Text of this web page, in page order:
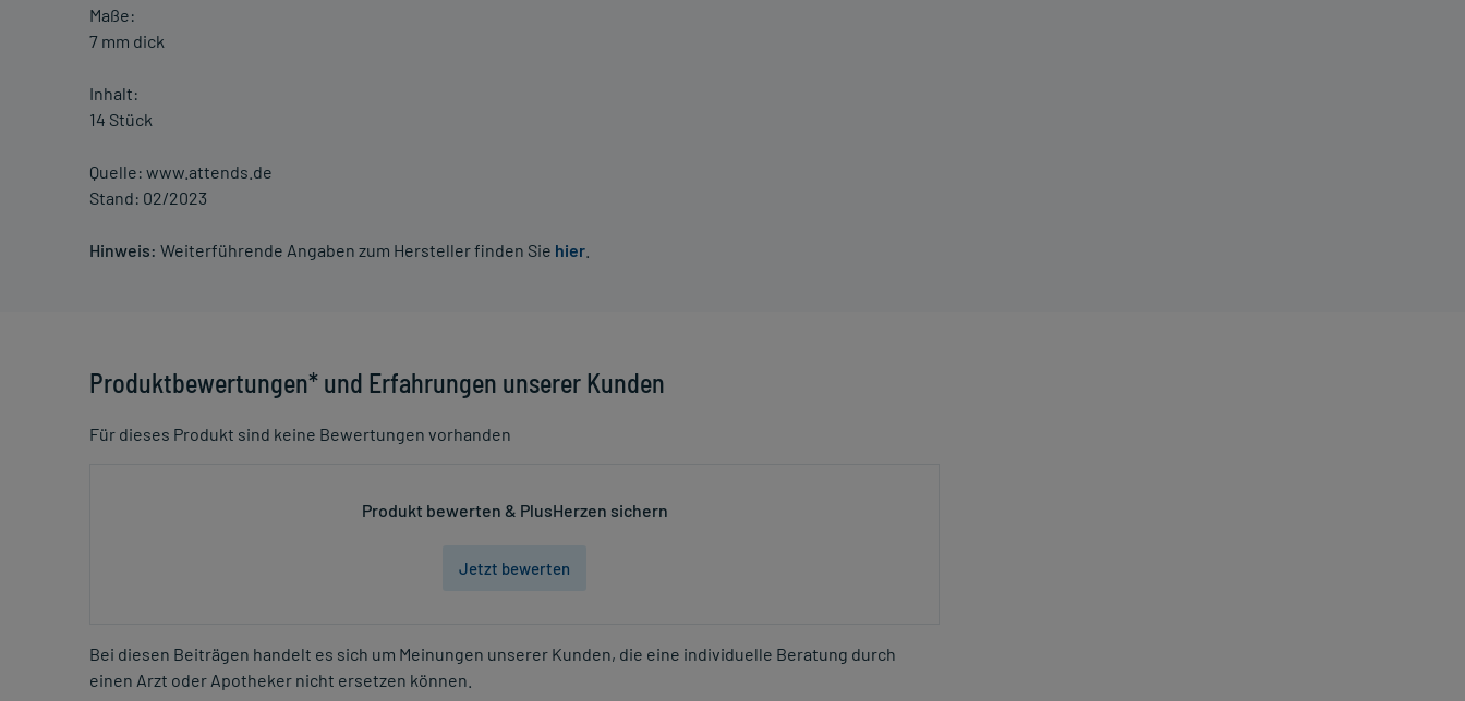
Maße:
7 mm dick
Inhalt:
14 Stück
Quelle: www.attends.de
Stand: 02/2023
Hinweis: Weiterführende Angaben zum Hersteller finden Sie hier
Produktbewertungen* und Erfahrungen unserer Kunden
Für dieses Produkt sind keine Bewertungen vorhanden
Produkt bewerten & PlusHerzen sichern
Jetzt bewerten
Bei diesen Beiträgen handelt es sich um Meinungen unserer Kunden, die eine individuelle Beratung durch
einen Arzt oder Apotheker nicht ersetzen können.